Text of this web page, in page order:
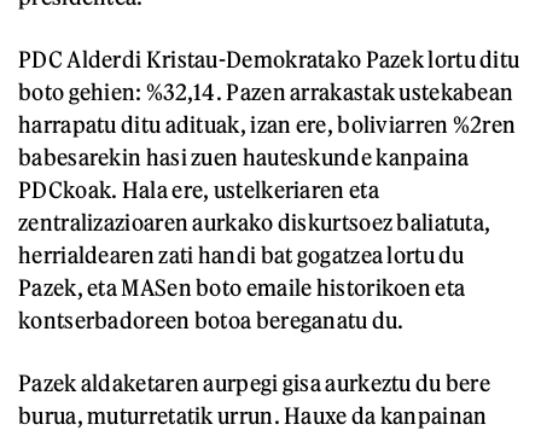
PDC Alderdi Kristau-Demokratako Pazek lortu ditu
boto gehien: %32,14. Pazen arrakastak ustekabean
harrapatu ditu adituak, izan ere, boliviarren %2ren
babesarekin hasi zuen hauteskunde kanpaina
PDCkoak. Hala ere, ustelkeriaren eta
zentralizazioaren aurkako diskurtsoez baliatuta,
herrialdearen zati handi bat gogatzea lortu du
Pazek, eta MASen boto emaile historikoen eta
kontserbadoreen botoa bereganatu du.
Pazek aldaketaren aurpegi gisa aurkeztu du bere
burua, muturretatik urrun. Hauxe da kanpainan